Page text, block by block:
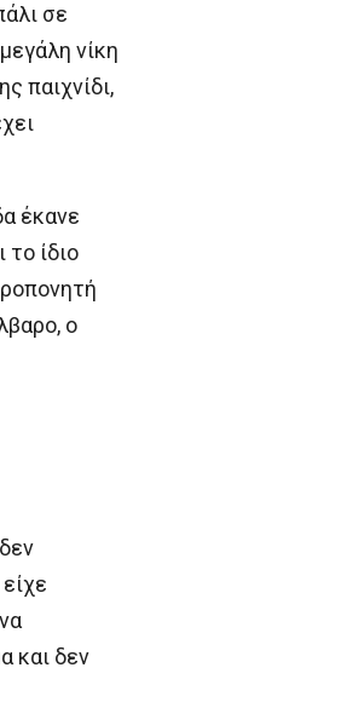
σε
νίκη
παιχνίδι,
έκανε
ίδιο
ο
και δεν